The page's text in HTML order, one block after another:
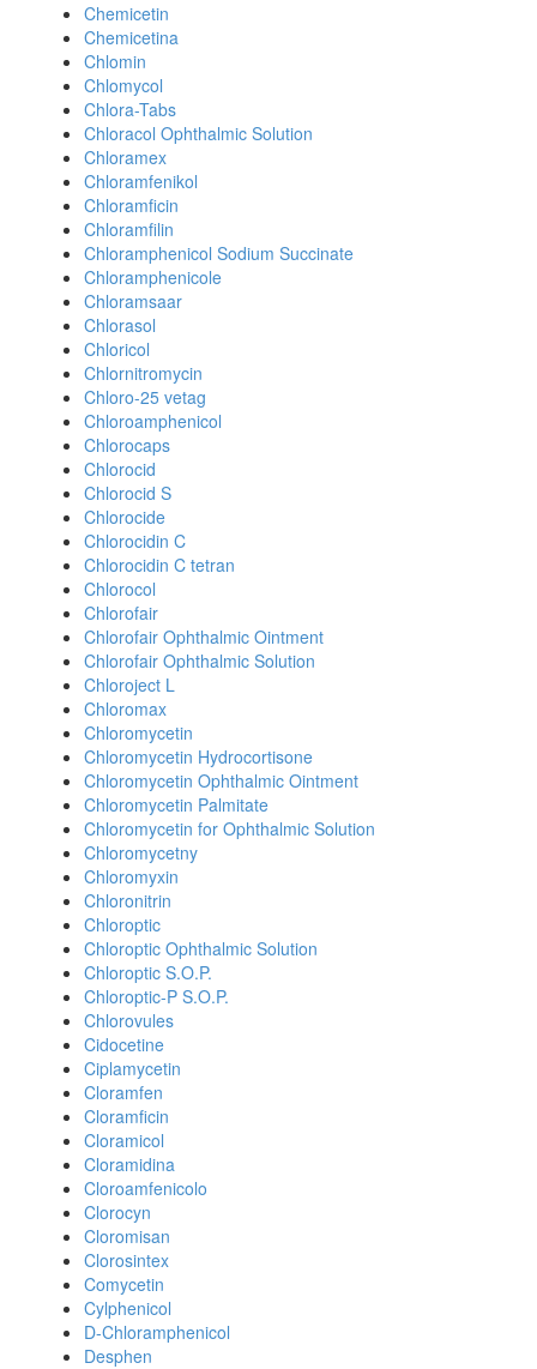
Chemicetin
Chemicetina
Chlomin
Chlomycol
Chlora-Tabs
Chloracol Ophthalmic Solution
Chloramex
Chloramfenikol
Chloramficin
Chloramfilin
Chloramphenicol Sodium Succinate
Chloramphenicole
Chloramsaar
Chlorasol
Chloricol
Chlornitromycin
Chloro-25 vetag
Chloroamphenicol
Chlorocaps
Chlorocid
Chlorocid S
Chlorocide
Chlorocidin C
Chlorocidin C tetran
Chlorocol
Chlorofair
Chlorofair Ophthalmic Ointment
Chlorofair Ophthalmic Solution
Chloroject L
Chloromax
Chloromycetin
Chloromycetin Hydrocortisone
Chloromycetin Ophthalmic Ointment
Chloromycetin Palmitate
Chloromycetin for Ophthalmic Solution
Chloromycetny
Chloromyxin
Chloronitrin
Chloroptic
Chloroptic Ophthalmic Solution
Chloroptic S.O.P.
Chloroptic-P S.O.P.
Chlorovules
Cidocetine
Ciplamycetin
Cloramfen
Cloramficin
Cloramicol
Cloramidina
Cloroamfenicolo
Clorocyn
Cloromisan
Clorosintex
Comycetin
Cylphenicol
D-Chloramphenicol
Desphen